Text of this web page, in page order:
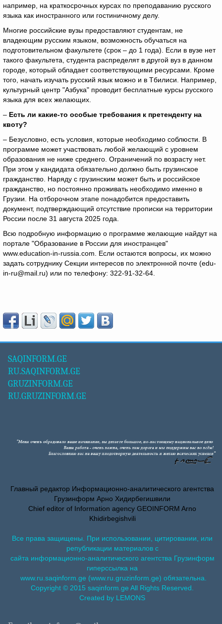
например, на краткосрочных курсах по преподаванию русского
языка как иностранного или гостиничному делу.
Многие российские вузы предоставляют студентам, не
владеющим русским языком, возможность обучаться на
подготовительном факультете (срок – до 1 года). Если в вузе нет
такого факультета, студента распределят в другой вуз в данном
городе, который обладает соответствующими ресурсами. Кроме
того, начать изучать русский язык можно и в Тбилиси. Например,
культурный центр "Азбука" проводит бесплатные курсы русского
языка для всех желающих.
– Есть ли какие-то особые требования к претенденту на
квоту?
– Безусловно, есть условия, которые необходимо соблюсти. В
программе может участвовать любой желающий с уровнем
образования не ниже среднего. Ограничений по возрасту нет.
При этом у кандидата обязательно должно быть грузинское
гражданство. Наряду с грузинским может быть и российское
гражданство, но постоянно проживать необходимо именно в
Грузии. На отборочном этапе понадобится предоставить
документ, подтверждающий отсутствие прописки на территории
России после 31 августа 2025 года.
Всю подробную информацию о программе желающие найдут на
портале "Образование в России для иностранцев"
www.education-in-russia.com. Если остаются вопросы, их можно
задать сотруднику Секции интересов по электронной почте (edu-
in-ru@mail.ru) или по телефону: 322-91-32-64.
SAQINFORM.GE
RU.SAQINFORM.GE
GRUZINFORM.GE
RU.GRUZINFORM.GE
Главный редактор Информационно-аналитического агентства
Грузинформ Арно Хидирбегишвили
Chief editor of Information agency GEOINFORM Arno
Khidirbegishvili
Все права защищены. При использовании, цитировании, или
републикации материалов с
сайта информационно-аналитического агентства Грузинформ
гиперссылка на
www.ru.saqinform.ge (www.ru.gruzinform.ge) обязательна.
Copyright © 2015 saqinform.ge All Rights Reserved.
Created by LEMONS